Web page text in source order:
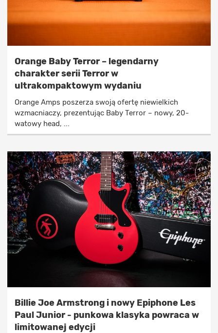
Orange Baby Terror – legendarny
charakter serii Terror w
ultrakompaktowym wydaniu
Orange Amps poszerza swoją ofertę niewielkich
wzmacniaczy, prezentując Baby Terror – nowy, 20-
watowy head, ...
Billie Joe Armstrong i nowy Epiphone Les
Paul Junior - punkowa klasyka powraca w
limitowanej edycji